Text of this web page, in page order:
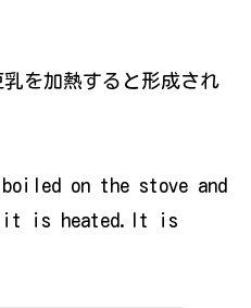
を加熱すると形成され
on the stove and
it is heated.It is